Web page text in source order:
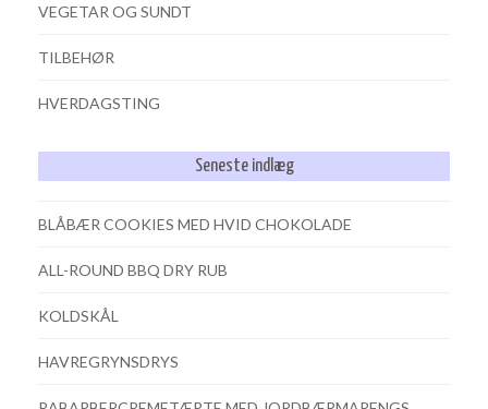
VEGETAR OG SUNDT
TILBEHØR
HVERDAGSTING
Seneste indlæg
BLÅBÆR COOKIES MED HVID CHOKOLADE
ALL-ROUND BBQ DRY RUB
KOLDSKÅL
HAVREGRYNSDRYS